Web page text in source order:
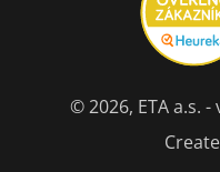
© 2026, ETA a.s.